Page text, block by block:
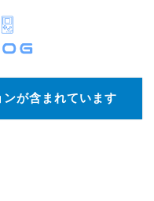
が含まれています